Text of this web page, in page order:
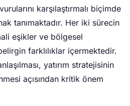
karşılaştırmalı biçimde
tanımaktadır. Her iki sürecin
eşikler ve bölgesel
farklılıklar içermektedir.
yatırım stratejisinin
açısından kritik önem